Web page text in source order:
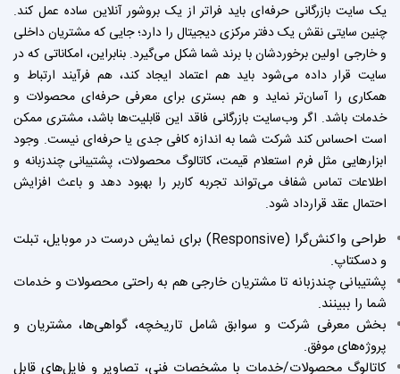
یک سایت بازرگانی حرفه‌ای باید فراتر از یک بروشور آنلاین ساده عمل کند.
چنین سایتی نقش یک دفتر مرکزی دیجیتال را دارد؛ جایی که مشتریان داخلی
و خارجی اولین برخوردشان با برند شما شکل می‌گیرد. بنابراین، امکاناتی که در
سایت قرار داده می‌شود باید هم اعتماد ایجاد کند، هم فرآیند ارتباط و
همکاری را آسان‌تر نماید و هم بستری برای معرفی حرفه‌ای محصولات و
خدمات باشد. اگر وب‌سایت بازرگانی فاقد این قابلیت‌ها باشد، مشتری ممکن
است احساس کند شرکت شما به اندازه کافی جدی یا حرفه‌ای نیست. وجود
ابزارهایی مثل فرم استعلام قیمت، کاتالوگ محصولات، پشتیبانی چندزبانه و
اطلاعات تماس شفاف می‌تواند تجربه کاربر را بهبود دهد و باعث افزایش
احتمال عقد قرارداد شود.
طراحی واکنش‌گرا (Responsive) برای نمایش درست در موبایل، تبلت
و دسکتاپ.
پشتیبانی چندزبانه تا مشتریان خارجی هم به راحتی محصولات و خدمات
شما را ببینند.
بخش معرفی شرکت و سوابق شامل تاریخچه، گواهی‌ها، مشتریان و
پروژه‌های موفق.
کاتالوگ محصولات/خدمات با مشخصات فنی، تصاویر و فایل‌های قابل